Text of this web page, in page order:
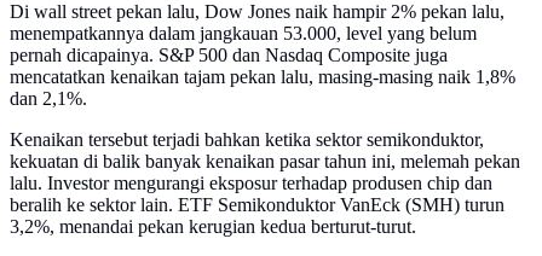
Di wall street pekan lalu, Dow Jones naik hampir 2% pekan lalu,
menempatkannya dalam jangkauan 53.000, level yang belum
pernah dicapainya. S&P 500 dan Nasdaq Composite juga
mencatatkan kenaikan tajam pekan lalu, masing-masing naik 1,8%
dan 2,1%.
Kenaikan tersebut terjadi bahkan ketika sektor semikonduktor,
kekuatan di balik banyak kenaikan pasar tahun ini, melemah pekan
lalu. Investor mengurangi eksposur terhadap produsen chip dan
beralih ke sektor lain. ETF Semikonduktor VanEck (SMH) turun
3,2%, menandai pekan kerugian kedua berturut-turut.